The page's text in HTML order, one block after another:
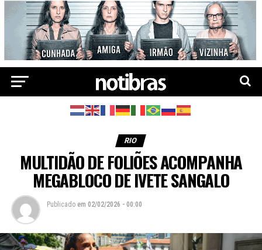
RIO
MULTIDÃO DE FOLIÕES ACOMPANHA
MEGABLOCO DE IVETE SANGALO
Publicado em 02/02/2026 - 00:00